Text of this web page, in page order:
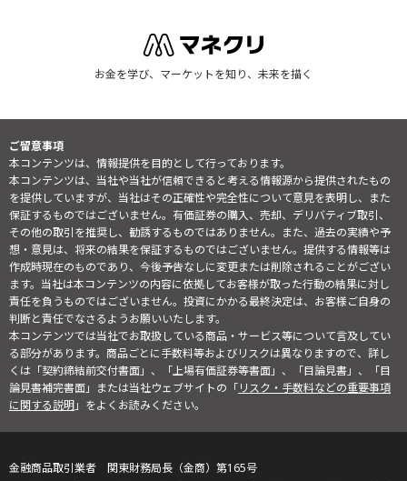
お金を学び、マーケットを知り、未来を描く
ご留意事項
本コンテンツは、情報提供を目的として行っております。
本コンテンツは、当社や当社が信頼できると考える情報源から提供されたもの
を提供していますが、当社はその正確性や完全性について意見を表明し、また
保証するものではございません。有価証券の購入、売却、デリバティブ取引、
その他の取引を推奨し、勧誘するものではありません。また、過去の実績や予
想・意見は、将来の結果を保証するものではございません。提供する情報等は
作成時現在のものであり、今後予告なしに変更または削除されることがござい
ます。当社は本コンテンツの内容に依拠してお客様が取った行動の結果に対し
責任を負うものではございません。投資にかかる最終決定は、お客様ご自身の
判断と責任でなさるようお願いいたします。
本コンテンツでは当社でお取扱している商品・サービス等について言及してい
る部分があります。商品ごとに手数料等およびリスクは異なりますので、詳し
くは「契約締結前交付書面」、「上場有価証券等書面」、「目論見書」、「目
論見書補完書面」または当社ウェブサイトの「リスク・手数料などの重要事項
に関する説明」をよくお読みください。
金融商品取引業者 関東財務局長（金商）第165号